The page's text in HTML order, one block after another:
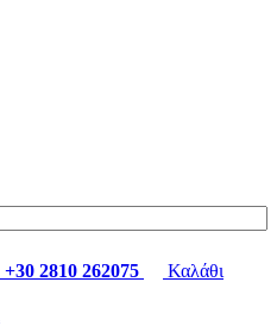
+30 2810 262075
Καλάθι